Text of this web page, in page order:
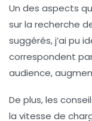
Un des aspects
sur la recherche
suggérés, j’ai pu
correspondent
audience,
De plus, les
la vitesse de